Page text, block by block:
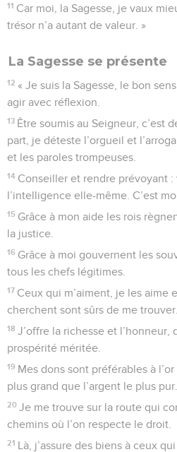
11 Car moi, la Sagesse, je vaux
trésor n’a autant de valeur. »
La Sagesse se présente
12 « Je suis la Sagesse, le bon
agir avec réflexion.
13 Être soumis au Seigneur, c’est
part, je déteste l’orgueil et
et les paroles trompeuses.
14 Conseiller et rendre prévoyant
l’intelligence elle-même. C’est
15 Grâce à mon aide les rois
la justice.
16 Grâce à moi gouvernent les
tous les chefs légitimes.
17 Ceux qui m’aiment, je les aime
cherchent sont sûrs de me trouver.
18 J’offre la richesse et l’honneur,
prospérité méritée.
19 Mes dons sont préférables à
plus grand que l’argent le plus pur.
20 Je me trouve sur la route qui
chemins où l’on respecte le droit.
21 Là, j’assure des biens à ceux